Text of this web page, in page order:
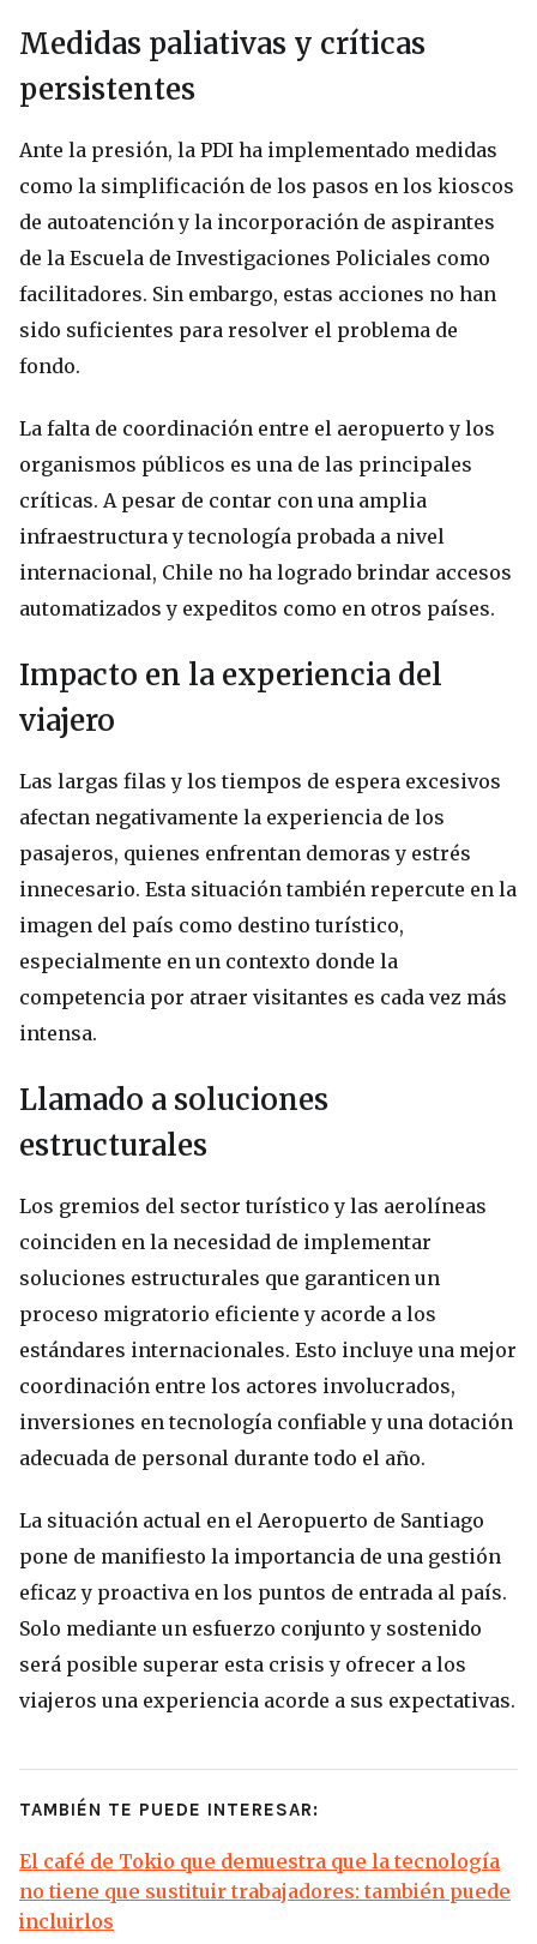
Medidas paliativas y críticas
persistentes
Ante la presión, la PDI ha implementado medidas
como la simplificación de los pasos en los kioscos
de autoatención y la incorporación de aspirantes
de la Escuela de Investigaciones Policiales como
facilitadores. Sin embargo, estas acciones no han
sido suficientes para resolver el problema de
fondo.
La falta de coordinación entre el aeropuerto y los
organismos públicos es una de las principales
críticas. A pesar de contar con una amplia
infraestructura y tecnología probada a nivel
internacional, Chile no ha logrado brindar accesos
automatizados y expeditos como en otros países.
Impacto en la experiencia del
viajero
Las largas filas y los tiempos de espera excesivos
afectan negativamente la experiencia de los
pasajeros, quienes enfrentan demoras y estrés
innecesario. Esta situación también repercute en la
imagen del país como destino turístico,
especialmente en un contexto donde la
competencia por atraer visitantes es cada vez más
intensa.
Llamado a soluciones
estructurales
Los gremios del sector turístico y las aerolíneas
coinciden en la necesidad de implementar
soluciones estructurales que garanticen un
proceso migratorio eficiente y acorde a los
estándares internacionales. Esto incluye una mejor
coordinación entre los actores involucrados,
inversiones en tecnología confiable y una dotación
adecuada de personal durante todo el año.
La situación actual en el Aeropuerto de Santiago
pone de manifiesto la importancia de una gestión
eficaz y proactiva en los puntos de entrada al país.
Solo mediante un esfuerzo conjunto y sostenido
será posible superar esta crisis y ofrecer a los
viajeros una experiencia acorde a sus expectativas.
TAMBIÉN TE PUEDE INTERESAR:
El café de Tokio que demuestra que la tecnología
no tiene que sustituir trabajadores: también puede
incluirlos